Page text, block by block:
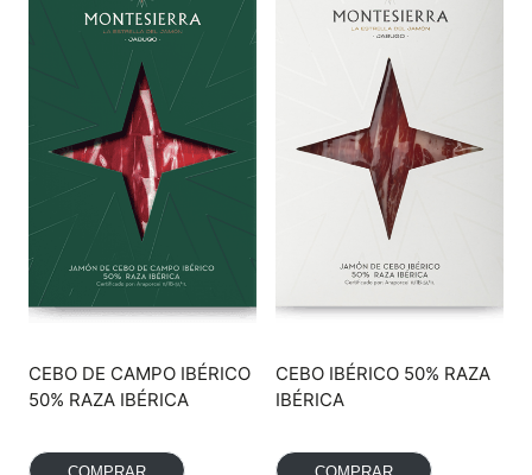
CEBO DE CAMPO IBÉRICO
50% RAZA IBÉRICA
CEBO IBÉRICO 50% RAZA
IBÉRICA